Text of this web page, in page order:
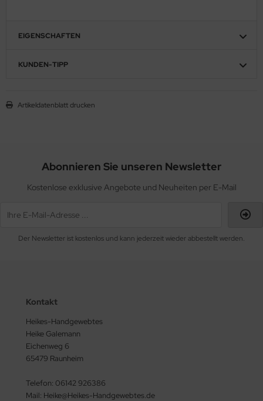
EIGENSCHAFTEN
KUNDEN-TIPP
Artikeldatenblatt drucken
Abonnieren Sie unseren Newsletter
Kostenlose exklusive Angebote und Neuheiten per E-Mail
Der Newsletter ist kostenlos und kann jederzeit wieder abbestellt werden.
Kontakt
Heikes-Handgewebtes
Heike Galemann
Eichenweg 6
65479 Raunheim
Telefon: 06142 926386
Mail: Heike@Heikes-Handgewebtes.de